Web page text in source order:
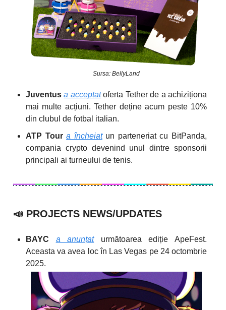
Sursa: BellyLand
Juventus a acceptatoferta Tether de a achiziționa
mai multe acțiuni. Tether deține acum peste 10%
din clubul de fotbal italian.
ATP Toura încheiatun parteneriat cu BitPanda,
compania crypto devenind unul dintre sponsorii
principali ai turneului de tenis.
📣 PROJECTS NEWS/UPDATES
BAYC a anunțaturmătoarea ediție ApeFest.
Aceasta va avea loc în Las Vegas pe 24 octombrie
2025.